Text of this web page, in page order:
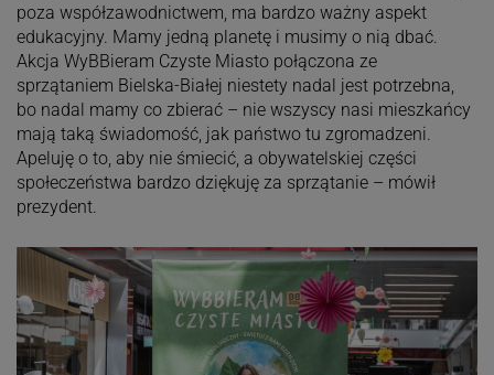
poza współzawodnictwem, ma bardzo ważny aspekt
edukacyjny. Mamy jedną planetę i musimy o nią dbać.
Akcja WyBBieram Czyste Miasto połączona ze
sprzątaniem Bielska-Białej niestety nadal jest potrzebna,
bo nadal mamy co zbierać – nie wszyscy nasi mieszkańcy
mają taką świadomość, jak państwo tu zgromadzeni.
Apeluję o to, aby nie śmiecić, a obywatelskiej części
społeczeństwa bardzo dziękuję za sprzątanie – mówił
prezydent.